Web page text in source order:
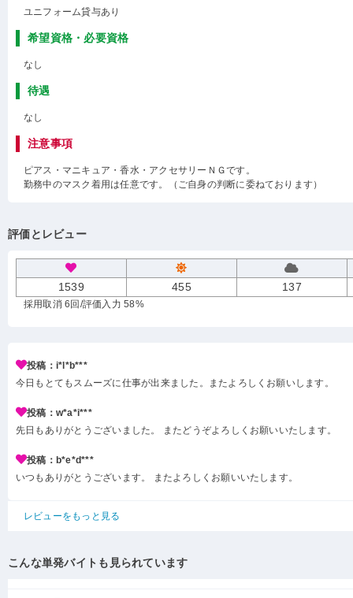
ユニフォーム貸与あり
希望資格・必要資格
なし
待遇
なし
注意事項
ピアス・マニキュア・香水・アクセサリーＮＧです。
勤務中のマスク着用は任意です。（ご自身の判断に委ねております）
評価とレビュー
1539 455 137
採用取消 6回 /評価入力 58%
投稿：i*l*b***
今日もとてもスムーズに仕事が出来ました。またよろしくお願いします。
投稿：w*a*i***
先日もありがとうございました。 またどうぞよろしくお願いいたします。
投稿：b*e*d***
いつもありがとうございます。 またよろしくお願いいたします。
レビューをもっと見る
こんな単発バイトも見られています